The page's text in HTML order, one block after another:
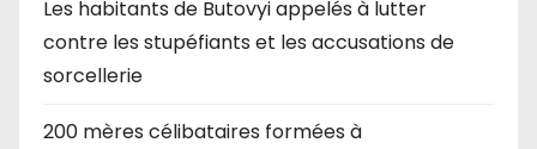
Les habitants de Butovyi appelés à lutter
contre les stupéfiants et les accusations de
sorcellerie
200 mères célibataires formées à